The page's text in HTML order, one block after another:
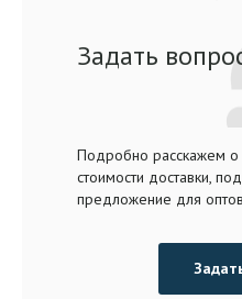
Задать
Подробно расскажем о
стоимости доставки,
предложение для